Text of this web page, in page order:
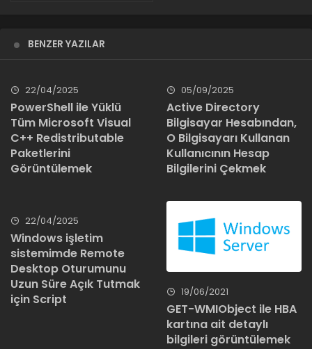
BENZER YAZILAR
22/04/2025
PowerShell ile Yüklü
Tüm Microsoft Visual
C++ Redistributable
Paketlerini
Görüntülemek
05/09/2025
Active Directory
Bilgisayar Hesabından,
O Bilgisayarı Kullanan
Kullanıcının Hesap
Bilgilerini Çekmek
22/04/2025
Windows işletim
sistemimde Remote
Desktop Oturumunu
Uzun Süre Açık Tutmak
için Script
19/06/2021
GET-WMIObject ile HBA
kartına ait detaylı
bilgileri görüntülemek